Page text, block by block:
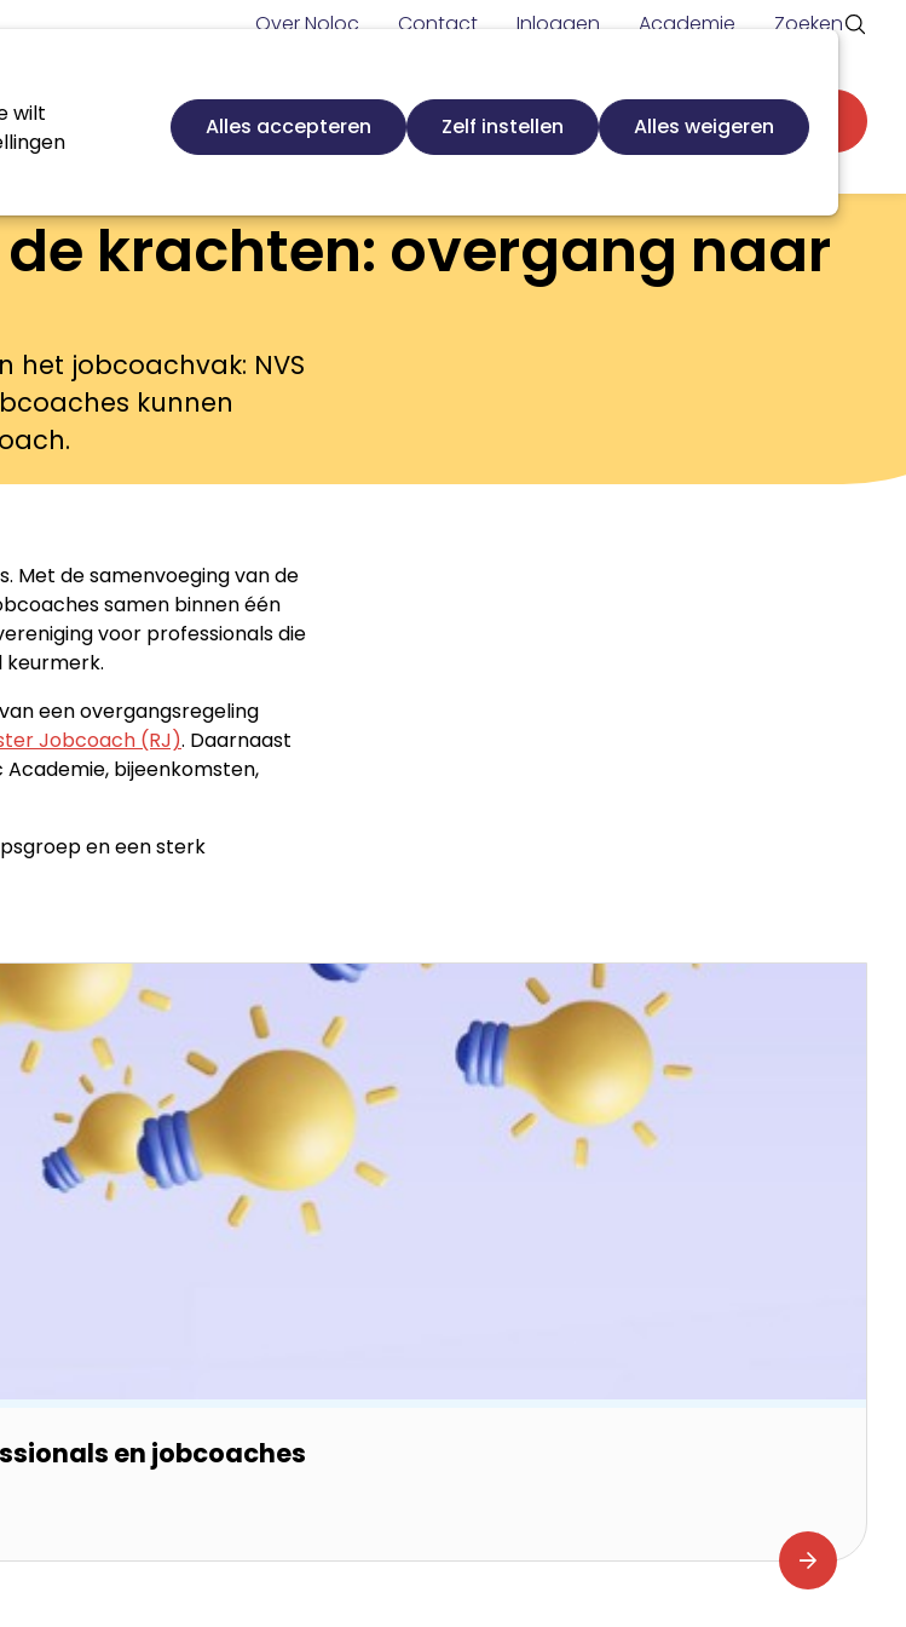
wilt
Alles accepteren Zelf instellen Alles weigeren
Certificeren Vakgebied
Secundaire
navigatieZoek loopbaanspecialist Word lid
Meta
Over Noloc Contact Inloggen Academie Zoeken
krachten: overgang naar
het jobcoachvak: NVS
kunnen
Met de samenvoeging van de
samen binnen één
voor professionals die
keurmerk.
een overgangsregeling
Jobcoach (RJ). Daarnaast
bijeenkomsten,
en een sterk
en jobcoaches